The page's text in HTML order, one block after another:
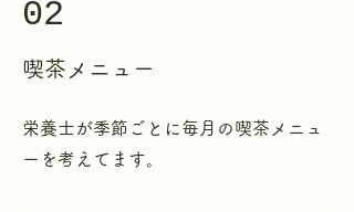
02
喫茶 メニュー
栄養士が季節ごとに毎月の喫茶メニュ
ーを考えてます。